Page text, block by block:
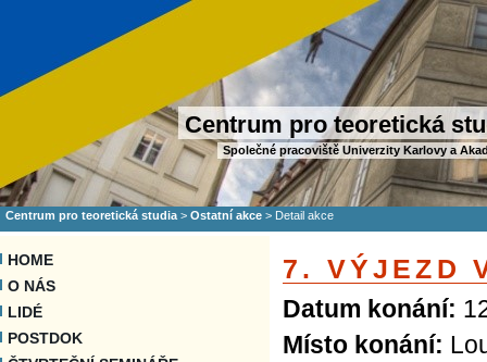
Centrum pro teoretická
Společné pracoviště Univerzity Karlovy a
Centrum pro teoretická studia > Ostatní akce > Detail akce
HOME
O NÁS
LIDÉ
POSTDOK
7. VÝJEZD
Datum konání:
Místo konání: